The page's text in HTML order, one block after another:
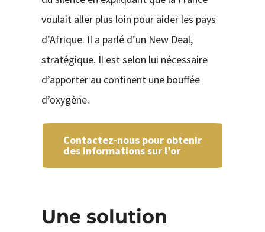
voulait aller plus loin pour aider les pays
d’Afrique. Il a parlé d’un New Deal,
stratégique. Il est selon lui nécessaire
d’apporter au continent une bouffée
d’oxygène.
Contactez-nous pour obtenir
des informations sur l’or
Une solution